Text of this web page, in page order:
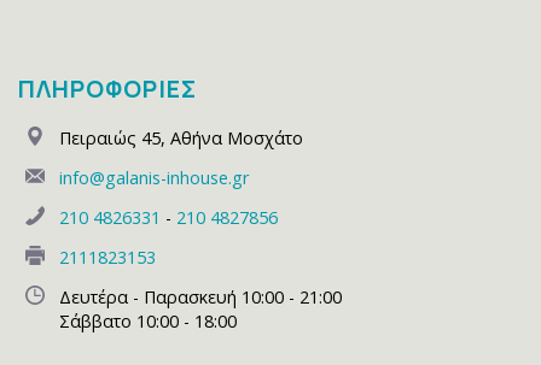
ΠΛΗΡΟΦΟΡΙΕΣ
Πειραιώς 45, Αθήνα Μοσχάτο
info@galanis-inhouse.gr
210 4826331 - 210 4827856
2111823153
Δευτέρα - Παρασκευή 10:00 - 21:00
Σάββατο 10:00 - 18:00